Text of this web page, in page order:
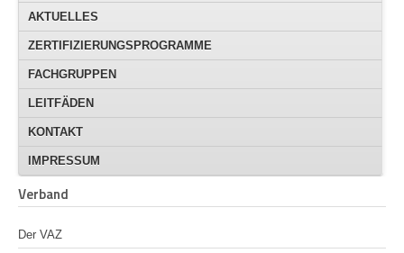
AKTUELLES
ZERTIFIZIERUNGSPROGRAMME
FACHGRUPPEN
LEITFÄDEN
KONTAKT
IMPRESSUM
Verband
Der VAZ